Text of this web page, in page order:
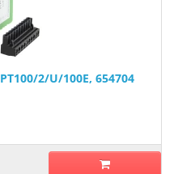
2/U/100E, 654704